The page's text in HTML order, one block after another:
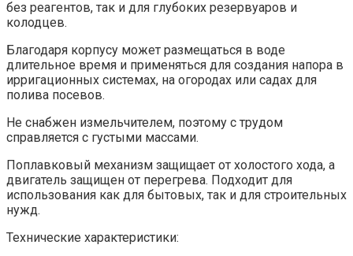
без реагентов, так и для глубоких резервуаров и
колодцев.
Благодаря корпусу может размещаться в воде
длительное время и применяться для создания напора в
ирригационных системах, на огородах или садах для
полива посевов.
Не снабжен измельчителем, поэтому с трудом
справляется с густыми массами.
Поплавковый механизм защищает от холостого хода, а
двигатель защищен от перегрева. Подходит для
использования как для бытовых, так и для строительных
нужд.
Технические характеристики: